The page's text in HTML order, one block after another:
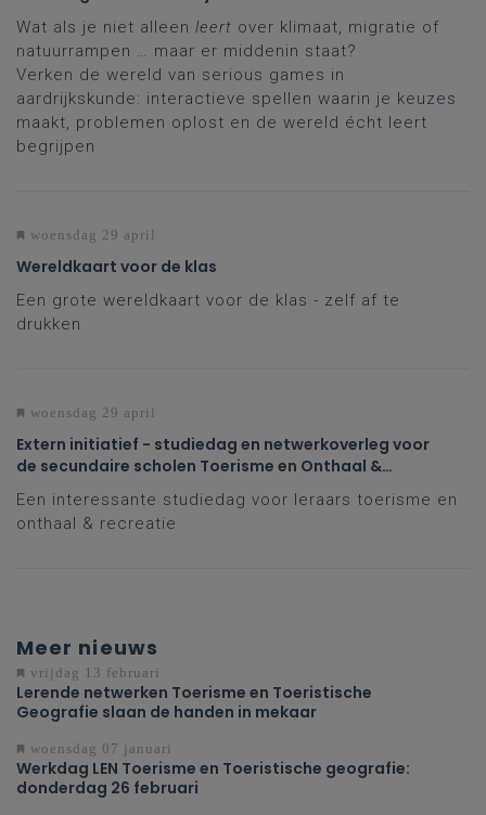
Wat als je niet alleen leert over klimaat, migratie of
natuurrampen … maar er middenin staat?
Verken de wereld van serious games in
aardrijkskunde: interactieve spellen waarin je keuzes
maakt, problemen oplost en de wereld écht leert
begrijpen
woensdag 29 april
Wereldkaart voor de klas
Een grote wereldkaart voor de klas - zelf af te
drukken
woensdag 29 april
Extern initiatief - studiedag en netwerkoverleg voor
de secundaire scholen Toerisme en Onthaal &
Recreatie in Howest!
Een interessante studiedag voor leraars toerisme en
onthaal & recreatie
Meer nieuws
vrijdag 13 februari
Lerende netwerken Toerisme en Toeristische
Geografie slaan de handen in mekaar
woensdag 07 januari
Werkdag LEN Toerisme en Toeristische geografie:
donderdag 26 februari